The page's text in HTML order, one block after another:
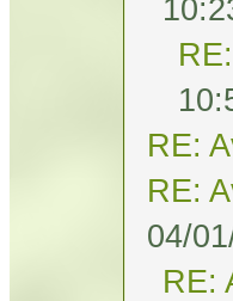
RE:
RE:
04/
RE: